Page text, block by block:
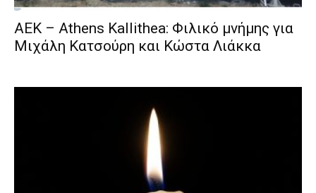
ΑΕΚ – Athens Kallithea: Φιλικό μνήμης για
Μιχάλη Κατσούρη και Κώστα Λιάκκα